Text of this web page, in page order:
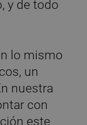
y de todo
lo mismo
un
nuestra
con
este